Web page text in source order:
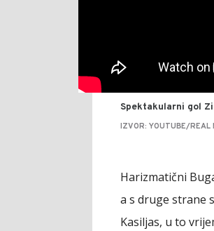
Spektakularni gol
IZVOR: YOUTUBE/REAL
Harizmatični
a s druge strane
Kasiljas, u to